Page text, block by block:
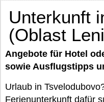
Unterkunft
(Oblast
Angebote für Hotel
sowie Ausflugstipps
Urlaub in
Ferienunterkunft dafür